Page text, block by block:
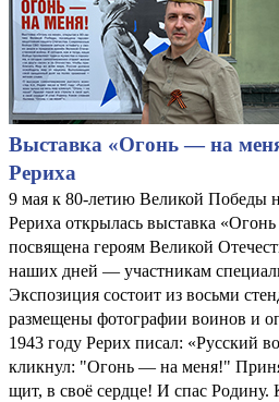
Выставка «Огонь — на
Рериха
9 мая к 80-летию Великой Победы
Рериха открылась выставка
посвящена героям Великой
наших дней — участникам
Экспозиция состоит из восьми
размещены фотографии воинов и
1943 году Рерих писал: «Русский
кликнул: "Огонь — на меня!"
щит, в своё сердце! И спас Родину.